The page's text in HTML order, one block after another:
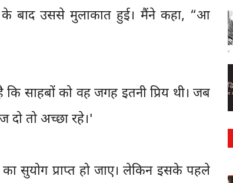
बाद उससे मुलाकात हुई। मैंने कहा, “आ
कि साहबों को वह जगह इतनी प्रिय थी। जब
दो तो अच्छा रहे।'
सुयोग प्राप्त हो जाए। लेकिन इसके पहले